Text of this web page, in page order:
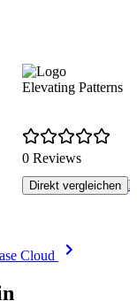
Elevating Patterns
0 Reviews
Direkt vergleichen
Cloud